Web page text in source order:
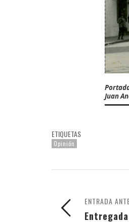
Juan
ETIQUETAS
Opinión
ENTRADA